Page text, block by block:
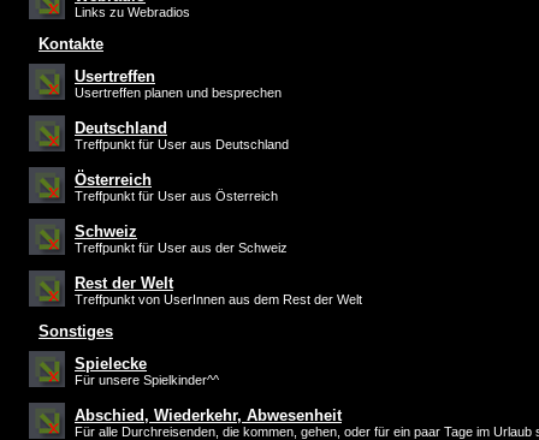
Links zu Webradios
Kontakte
Usertreffen
Usertreffen planen und besprechen
Deutschland
Treffpunkt für User aus Deutschland
Österreich
Treffpunkt für User aus Österreich
Schweiz
Treffpunkt für User aus der Schweiz
Rest der Welt
Treffpunkt von UserInnen aus dem Rest der Welt
Sonstiges
Spielecke
Für unsere Spielkinder^^
Abschied, Wiederkehr, Abwesenheit
Für alle Durchreisenden, die kommen, gehen, oder für ein paar Tage im Urlaub